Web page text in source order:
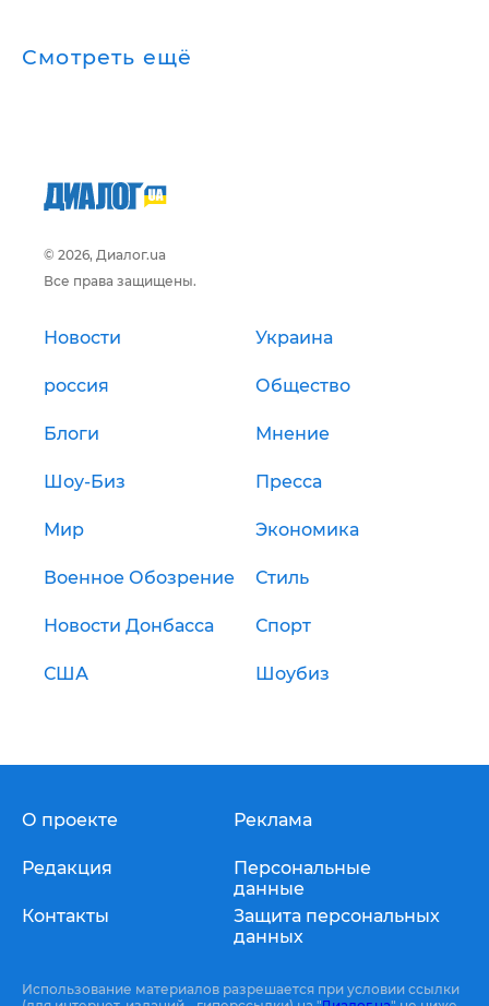
Смотреть ещё
© 2026, Диалог.ua
Все права защищены.
Новости Украина
россия Общество
Блоги Мнение
Шоу-Биз Пресса
Мир Экономика
Военное Обозрение Стиль
Новости Донбасса Спорт
США Шоубиз
О проекте
Редакция
Контакты
Реклама
Персональные
данные
Защита персональных
данных
Использование материалов разрешается при условии ссылки